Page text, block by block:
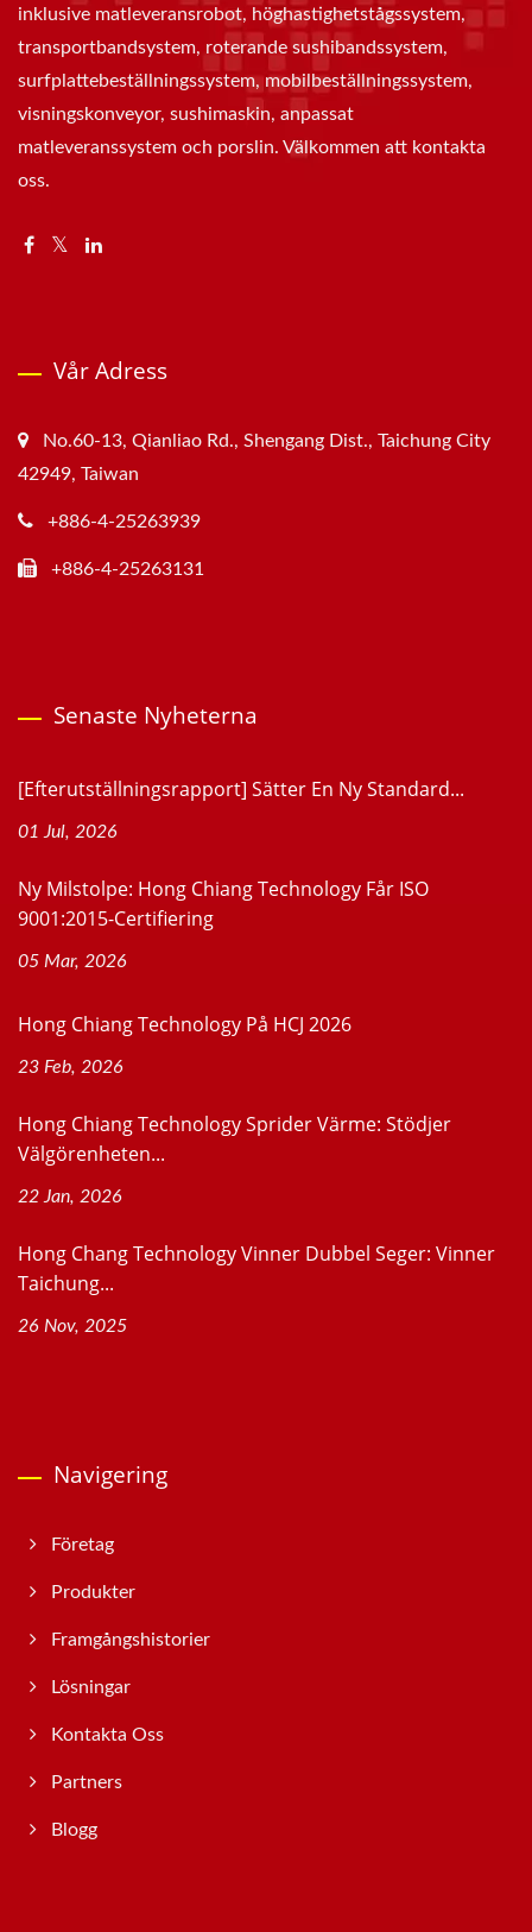
inklusive matleveransrobot, höghastighetstågssystem,
transportbandsystem, roterande sushibandssystem,
surfplattebeställningssystem, mobilbeställningssystem,
visningskonveyor, sushimaskin, anpassat
matleveranssystem och porslin. Välkommen att kontakta
oss.
Vår Adress
No.60-13, Qianliao Rd., Shengang Dist., Taichung City
42949, Taiwan
+886-4-25263939
+886-4-25263131
Senaste Nyheterna
[Efterutställningsrapport] Sätter En Ny Standard...
01 Jul, 2026
Ny Milstolpe: Hong Chiang Technology Får ISO
9001:2015-Certifiering
05 Mar, 2026
Hong Chiang Technology På HCJ 2026
23 Feb, 2026
Hong Chiang Technology Sprider Värme: Stödjer
Välgörenheten...
22 Jan, 2026
Hong Chang Technology Vinner Dubbel Seger: Vinner
Taichung...
26 Nov, 2025
Navigering
Företag
Produkter
Framgångshistorier
Lösningar
Kontakta Oss
Partners
Blogg